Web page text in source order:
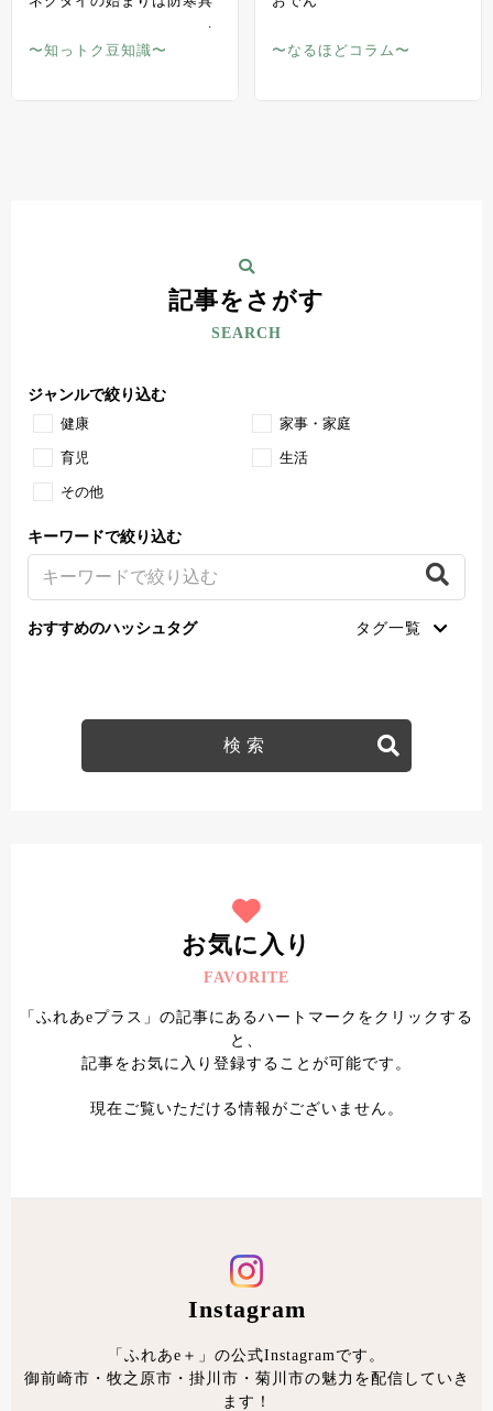
〜知っトク豆知識〜 〜なるほどコラム〜
記事をさがす
SEARCH
ジャンルで絞り込む
健康 家事・家庭
育児 生活
その他
キーワードで絞り込む
おすすめのハッシュタグ
お気に入り
FAVORITE
「ふれあeプラス」の記事にあるハートマークをクリックする
と、
記事をお気に入り登録することが可能です。
現在ご覧いただける情報がございません。
Instagram
「ふれあe＋」の公式Instagramです。
御前崎市・牧之原市・掛川市・菊川市の魅力を配信していき
ます！